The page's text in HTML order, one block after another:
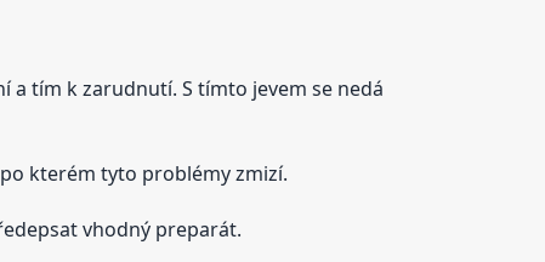
a tím k zarudnutí. S tímto jevem se nedá
kterém tyto problémy zmizí.
vhodný preparát.